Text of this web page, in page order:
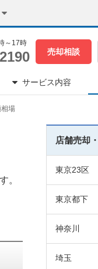
～17時
売却相談
サービス内容
場
。
店舗売却
東京23区
東京都下
神奈川
埼玉